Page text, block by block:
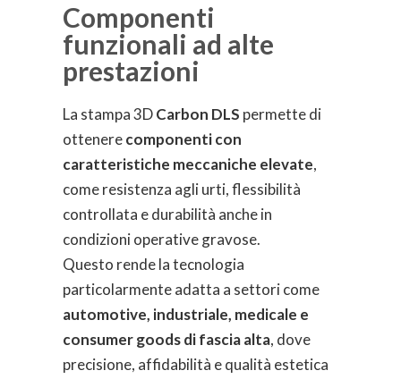
Componenti
funzionali ad alte
prestazioni
La stampa 3DCarbon DLS permette di
ottenerecomponenti con
caratteristiche meccaniche elevate,
come resistenza agli urti, flessibilità
controllata e durabilità anche in
condizioni operative gravose.
Questo rende la tecnologia
particolarmente adatta a settori come
automotive, industriale, medicale e
consumer goods di fascia alta, dove
precisione, affidabilità e qualità estetica